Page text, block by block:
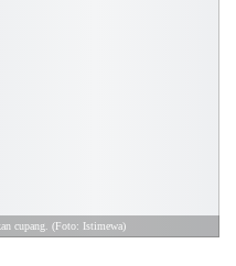
cupang. (Foto: Istimewa)